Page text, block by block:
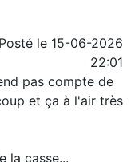
Posté le 15-06-2026
22:01
pas compte de
et ça à l'air très
la casse...